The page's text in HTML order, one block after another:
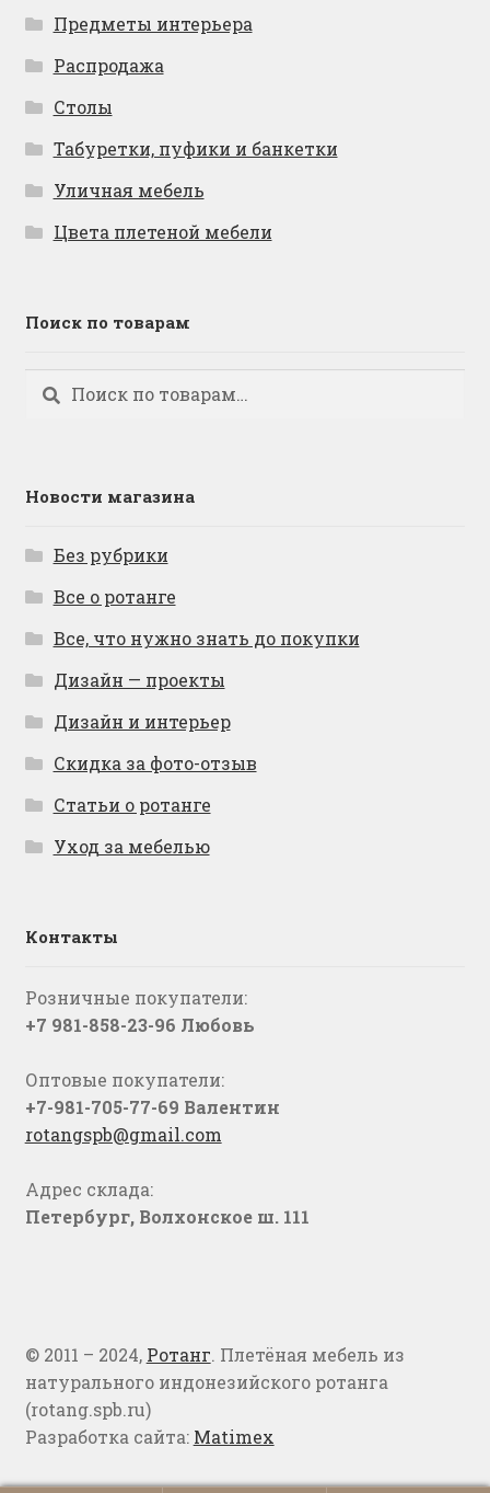
Предметы интерьера
Распродажа
Столы
Табуретки, пуфики и банкетки
Уличная мебель
Цвета плетеной мебели
Поиск по товарам
Искать:
Поиск
Новости магазина
Без рубрики
Все о ротанге
Все, что нужно знать до покупки
Дизайн — проекты
Дизайн и интерьер
Скидка за фото-отзыв
Статьи о ротанге
Уход за мебелью
Контакты
Розничные покупатели:
+7 981-858-23-96 Любовь
Оптовые покупатели:
+7-981-705-77-69 Валентин
rotangspb@gmail.com
Адрес склада:
Петербург, Волхонское ш. 111
© 2011 – 2024, Ротанг. Плетёная мебель из
натурального индонезийского ротанга
(rotang.spb.ru)
Разработка сайта: Matimex